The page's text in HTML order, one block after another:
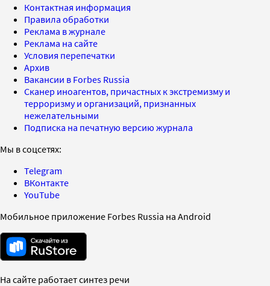
Контактная информация
Правила обработки
Реклама в журнале
Реклама на сайте
Условия перепечатки
Архив
Вакансии в Forbes Russia
Сканер иноагентов, причастных к экстремизму и
терроризму и организаций, признанных
нежелательными
Подписка на печатную версию журнала
Мы в соцсетях:
Telegram
ВКонтакте
YouTube
Мобильное приложение Forbes Russia на Android
На сайте работает синтез речи